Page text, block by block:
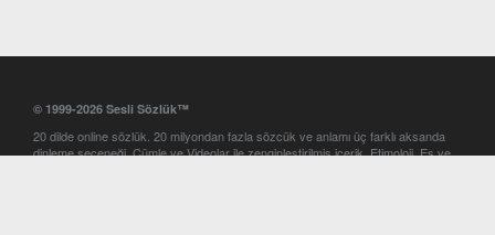
© 1999-2026 Sesli Sözlük™
20 dilde online sözlük. 20 milyondan fazla sözcük ve anlamı üç farklı aksanda
dinleme seçeneği. Cümle ve Videolar ile zenginleştirilmiş içerik. Etimoloji, Eş ve